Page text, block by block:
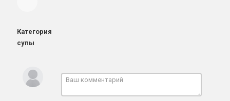
Категория
супы